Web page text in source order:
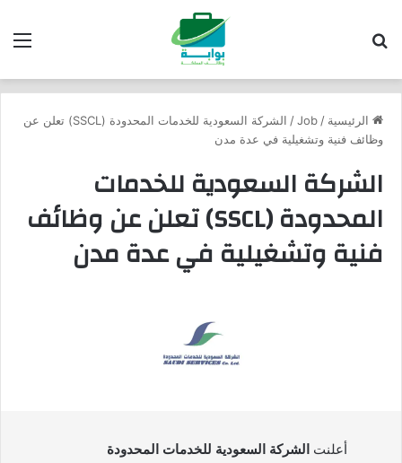
الرئيسية /
Job
/
الشركة السعودية للخدمات المحدودة (SSCL) تعلن عن
وظائف فنية وتشغيلية في عدة مدن
الشركة السعودية للخدمات
المحدودة (SSCL) تعلن عن وظائف
فنية وتشغيلية في عدة مدن
أعلنت الشركة السعودية للخدمات المحدودة